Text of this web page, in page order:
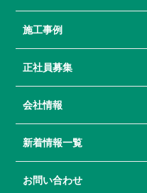
施工事例
正社員募集
会社情報
新着情報一覧
お問い合わせ